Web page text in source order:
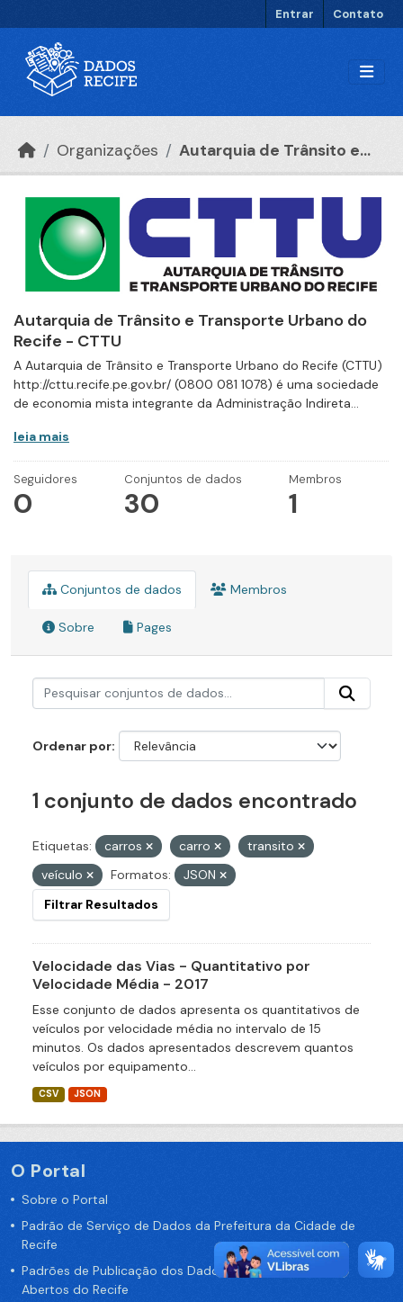
Entrar Contato
Organizações Autarquia de Trânsito e...
Autarquia de Trânsito e Transporte Urbano do
Recife - CTTU
A Autarquia de Trânsito e Transporte Urbano do Recife (CTTU)
http://cttu.recife.pe.gov.br/ (0800 081 1078) é uma sociedade
de economia mista integrante da Administração Indireta...
leia mais
Seguidores
0
Conjuntos de dados
30
Membros
1
Conjuntos de dados Membros
Sobre Pages
Ordenar por
1 conjunto de dados encontrado
Etiquetas: carros carro
transito
veículo
Formatos:
JSON
Filtrar Resultados
Velocidade das Vias - Quantitativo por
Velocidade Média - 2017
Esse conjunto de dados apresenta os quantitativos de
veículos por velocidade média no intervalo de 15
minutos. Os dados apresentados descrevem quantos
veículos por equipamento...
CSV JSON
O Portal
Sobre o Portal
Padrão de Serviço de Dados da Prefeitura da Cidade de
Recife
Padrões de Publicação dos Dados no Portal de Dados
Abertos do Recife